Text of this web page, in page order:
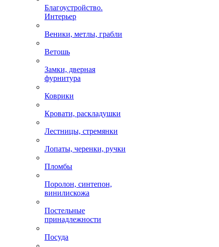
Благоустройство.
Интерьер
Веники, метлы, грабли
Ветошь
Замки, дверная
фурнитура
Коврики
Кровати, раскладушки
Лестницы, стремянки
Лопаты, черенки, ручки
Пломбы
Поролон, синтепон,
винилискожа
Постельные
принадлежности
Посуда